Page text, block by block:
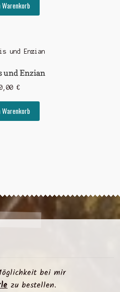
Warenkorb
und Enzian
€
Warenkorb
bei mir
zu bestellen.